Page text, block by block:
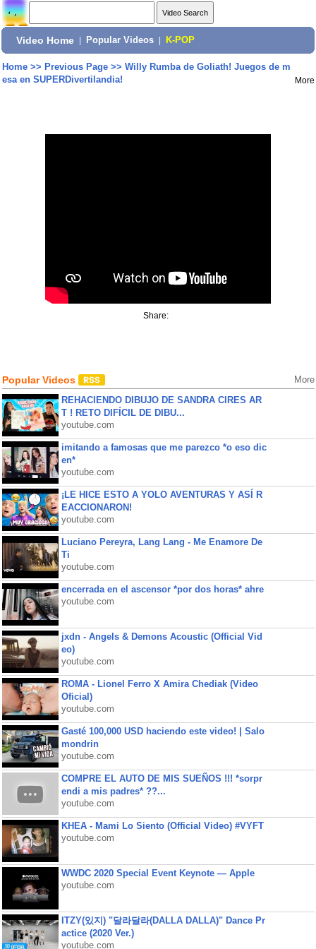
Video Home Popular Videos K-POP
Home>> Previous Page>> Willy Rumba de Goliath! Juegos de m
esa en SUPERDivertilandia!
More
Share:
Popular Videos More
REHACIENDO DIBUJO DE SANDRA CIRES AR
T ! RETO DIFÍCIL DE DIBU...
youtube.com
imitando a famosas que me parezco *o eso dic
en*
youtube.com
¡LE HICE ESTO A YOLO AVENTURAS Y ASÍ R
EACCIONARON!
youtube.com
Luciano Pereyra, Lang Lang - Me Enamore De
Ti
youtube.com
encerrada en el ascensor *por dos horas* ahre
youtube.com
jxdn - Angels & Demons Acoustic (Official Vid
eo)
youtube.com
ROMA - Lionel Ferro X Amira Chediak (Video
Oficial)
youtube.com
Gasté 100,000 USD haciendo este video! | Salo
mondrin
youtube.com
COMPRE EL AUTO DE MIS SUEÑOS !!! *sorpr
endi a mis padres* ??...
youtube.com
KHEA - Mami Lo Siento (Official Video) #VYFT
youtube.com
WWDC 2020 Special Event Keynote — Apple
youtube.com
ITZY(있지) "달라달라(DALLA DALLA)" Dance Pr
actice (2020 Ver.)
youtube.com